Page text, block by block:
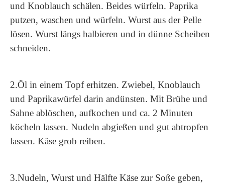
und Knoblauch schälen. Beides würfeln. Paprika
putzen, waschen und würfeln. Wurst aus der Pelle
lösen. Wurst längs halbieren und in dünne Scheiben
schneiden.
2.Öl in einem Topf erhitzen. Zwiebel, Knoblauch
und Paprikawürfel darin andünsten. Mit Brühe und
Sahne ablöschen, aufkochen und ca. 2 Minuten
köcheln lassen. Nudeln abgießen und gut abtropfen
lassen. Käse grob reiben.
3.Nudeln, Wurst und Hälfte Käse zur Soße geben,